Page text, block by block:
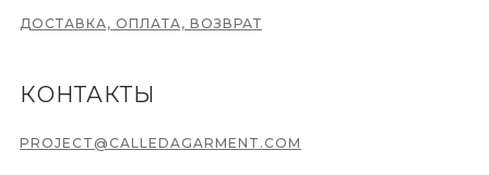
ДОСТАВКА, ОПЛАТА, ВОЗВРАТ
PROJECT@CALLEDAGARMENT.COM
КОНТАКТЫ